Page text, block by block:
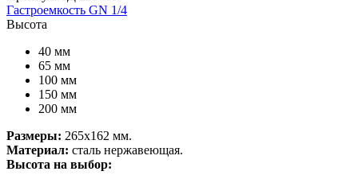
Гастроемкость GN 1/4
Высота
40 мм
65 мм
100 мм
150 мм
200 мм
Размеры: 265х162 мм.
Материал: сталь нержавеющая.
Высота на выбор: